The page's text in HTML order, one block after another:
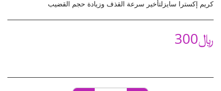
كريم إكسترا سايز لتأخير سرعة القذف وزيادة حجم القضيب
﷼300